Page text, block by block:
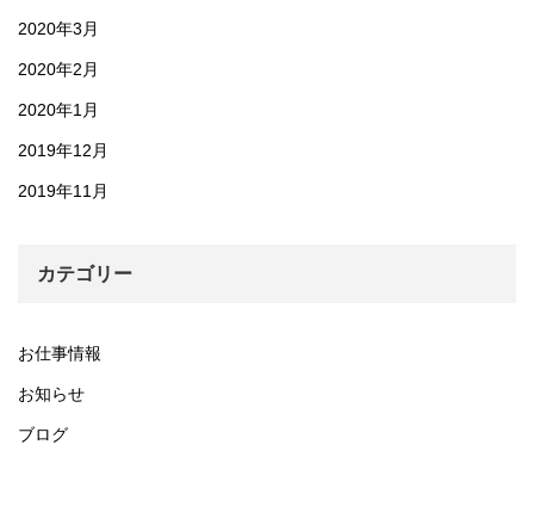
2020年3月
2020年2月
2020年1月
2019年12月
2019年11月
カテゴリー
お仕事情報
お知らせ
ブログ